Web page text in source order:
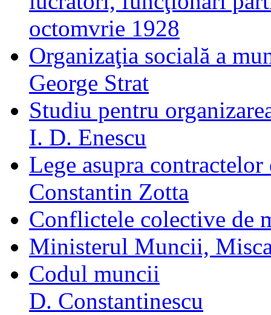
octomvrie 1928
Organizaţia socială a
George Strat
Studiu pentru
I. D. Enescu
Lege asupra contractelor
Constantin Zotta
Conflictele colective de
Ministerul Muncii,
Codul muncii
D. Constantinescu